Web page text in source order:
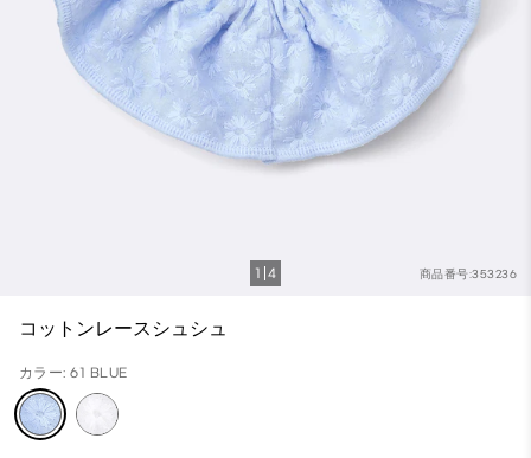
商品番号:353236
1 4
コットンレースシュシュ
カラー: 61 BLUE